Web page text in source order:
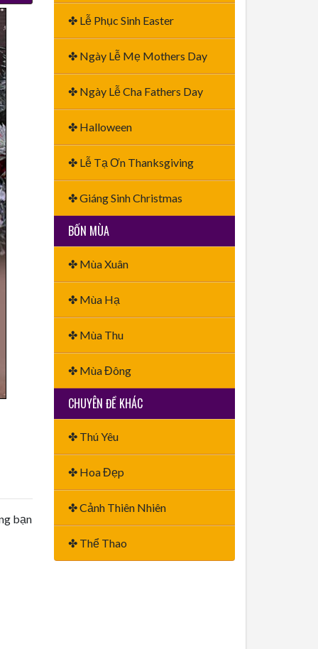
bạn
✤ Lễ Phục Sinh Easter
✤ Ngày Lễ Mẹ Mothers Day
✤ Ngày Lễ Cha Fathers Day
✤ Halloween
✤ Lễ Tạ Ơn Thanksgiving
✤ Giáng Sinh Christmas
BỐN MÙA
✤ Mùa Xuân
✤ Mùa Hạ
✤ Mùa Thu
✤ Mùa Đông
CHUYÊN ĐỀ KHÁC
✤ Thú Yêu
✤ Hoa Đẹp
✤ Cảnh Thiên Nhiên
✤ Thể Thao